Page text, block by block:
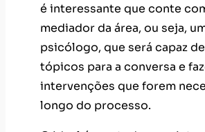
é interessante que conte
mediador da área, ou seja,
psicólogo, que será capaz
tópicos para a conversa e
intervenções que forem
longo do processo.